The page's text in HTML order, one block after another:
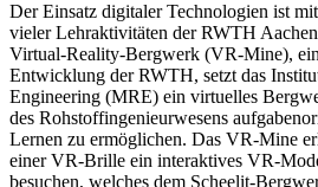
Der Einsatz digitaler Technologien ist
vieler Lehraktivitäten der RWTH
Virtual-Reality-Bergwerk (VR-Mine),
Entwicklung der RWTH, setzt das
Engineering (MRE) ein virtuelles
des Rohstoffingenieurwesens
Lernen zu ermöglichen. Das VR-Mine
einer VR-Brille ein interaktives VR-
besuchen, welches dem Scheelit-